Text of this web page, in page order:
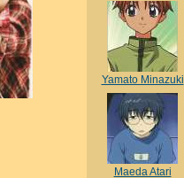
Yamato Minazuki
Maeda Atari